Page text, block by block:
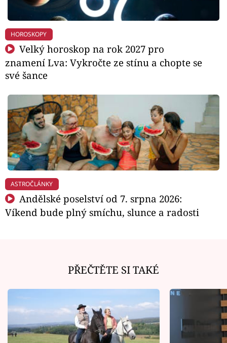
HOROSKOPY
Velký horoskop na rok 2027 pro
znamení Lva: Vykročte ze stínu a chopte se
své šance
ASTROČLÁNKY
Andělské poselství od 7. srpna 2026:
Víkend bude plný smíchu, slunce a radosti
PŘEČTĚTE SI TAKÉ